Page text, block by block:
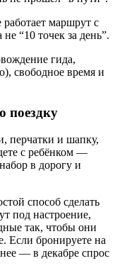
маршрут с
“10 точек за день”.
гида,
свободное время и
поездку
перчатки и шапку,
с ребёнком —
в дорогу и
способ сделать
под настроение,
так, чтобы они
Если бронируете на
— в декабре спрос